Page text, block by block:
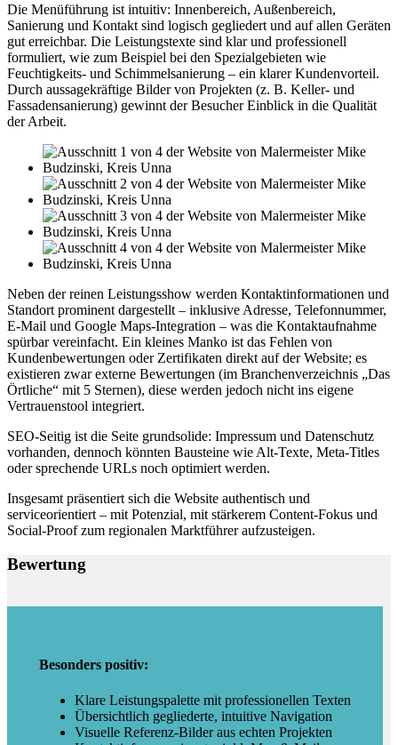
Die Menüführung ist intuitiv: Innenbereich, Außenbereich,
Sanierung und Kontakt sind logisch gegliedert und auf allen Geräten
gut erreichbar. Die Leistungstexte sind klar und professionell
formuliert, wie zum Beispiel bei den Spezialgebieten wie
Feuchtigkeits- und Schimmelsanierung – ein klarer Kundenvorteil.
Durch aussagekräftige Bilder von Projekten (z. B. Keller- und
Fassadensanierung) gewinnt der Besucher Einblick in die Qualität
der Arbeit.
Neben der reinen Leistungsshow werden Kontaktinformationen und
Standort prominent dargestellt – inklusive Adresse, Telefonnummer,
E-Mail und Google Maps‑Integration – was die Kontaktaufnahme
spürbar vereinfacht. Ein kleines Manko ist das Fehlen von
Kundenbewertungen oder Zertifikaten direkt auf der Website; es
existieren zwar externe Bewertungen (im Branchenverzeichnis „Das
Örtliche“ mit 5 Sternen), diese werden jedoch nicht ins eigene
Vertrauenstool integriert.
SEO-Seitig ist die Seite grundsolide: Impressum und Datenschutz
vorhanden, dennoch könnten Bausteine wie Alt‑Texte, Meta‑Titles
oder sprechende URLs noch optimiert werden.
Insgesamt präsentiert sich die Website authentisch und
serviceorientiert – mit Potenzial, mit stärkerem Content‑Fokus und
Social‑Proof zum regionalen Marktführer aufzusteigen.
Bewertung
Besonders positiv:
Klare Leistungspalette mit professionellen Texten
Übersichtlich gegliederte, intuitive Navigation
Visuelle Referenz-Bilder aus echten Projekten